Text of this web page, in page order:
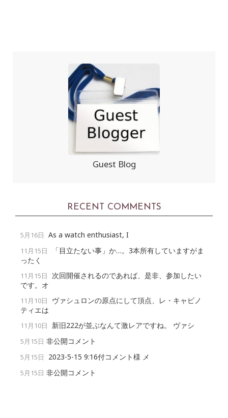
Guest Blog
RECENT COMMENTS
5月16日 As a watch enthusiast, I
11月15日
「目立たない事」か…。3本所有していますがま
ったく
11月15日
次回開催されるのであれば、是非、参加したい
です。オ
11月10日
ヴァシュロンの原点にして頂点、レ・キャビノ
ティエは
11月10日 新旧222が並ぶなんて激レアですね。 ヴァシ
5月15日 非公開コメント
5月15日 2023-5-15 9:16付コメント様 メ
5月15日 非公開コメント